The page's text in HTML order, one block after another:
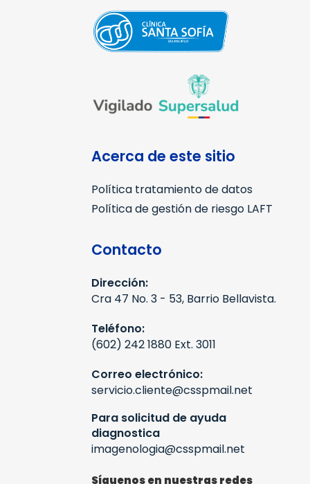
Acerca de este sitio
Política tratamiento de datos
Política de gestión de riesgo LAFT
Contacto
Dirección:
Cra 47 No. 3 - 53, Barrio Bellavista.
Teléfono:
(602) 242 1880 Ext. 3011
Correo electrónico:
servicio.cliente@csspmail.net
Para solicitud de ayuda
diagnostica
imagenologia@csspmail.net
Síguenos en nuestras redes